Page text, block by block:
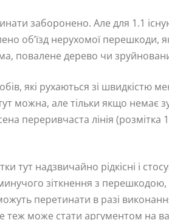
заборонено. Але для 1.1
об’їзд нерухомої перешкоди,
повалене дерево чи
які рухаються зі швидкістю
можна, але тільки якщо немає
переривчаста лінія (розмітка
надзвичайно рідкісні і
зіткнення з перешкодою,
перетинати в разі
теж може стати аргументом на